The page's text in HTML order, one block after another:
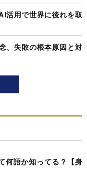
活用で世界に後れを取
、失敗の根本原因と対
何語か知ってる？【身